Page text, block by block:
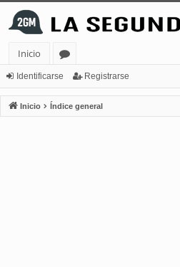
Inicio
or
os
Identificarse Registrarse
Inicio Índice general